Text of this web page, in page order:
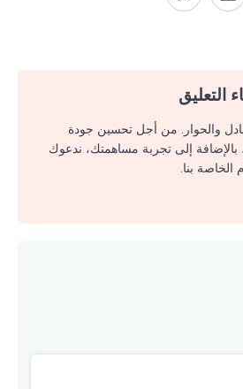
التعليق
والحوار. من أجل تحسين جودة
بالإضافة إلى تجربة مساهمتك، ندعوك
الخاصة بنا.